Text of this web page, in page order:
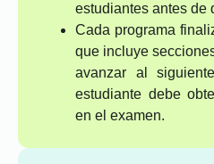
estudiantes antes de
Cada programa
que incluye
avanzar al
estudiante debe
en el examen.